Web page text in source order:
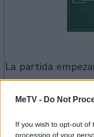
MeTV - Do Not
If you wish to opt-out of
processing of your
la partida